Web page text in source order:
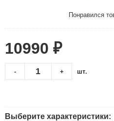
Понравился
10990 ₽
+
- шт.
Выберите характеристики: